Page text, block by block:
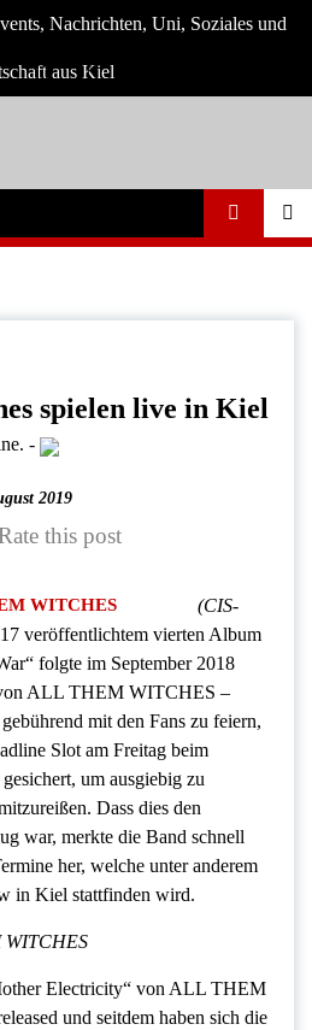
Nachrichten, Uni, Soziales und
aus Kiel
aus Kiel und
spielen live in Kiel
-
2019
this post
(CIS-
veröffentlichtem vierten Album
folgte im September 2018
ALL THEM WITCHES –
mit den Fans zu feiern,
Slot am Freitag beim
um ausgiebig zu
Dass dies den
war, merkte die Band schnell
her, welche unter anderem
in Kiel stattfinden wird.
WITCHES
Electricity“ von ALL THEM
und seitdem haben sich die